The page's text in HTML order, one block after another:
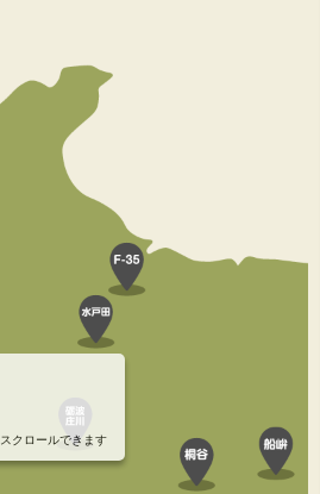
スクロールできます